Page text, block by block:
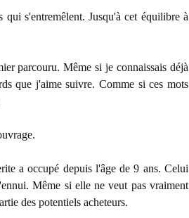
s'entremêlent. Jusqu'à cet équilibre à
parcouru. Même si je connaissais déjà
que j'aime suivre. Comme si ces mots
a occupé depuis l'âge de 9 ans. Celui
Même si elle ne veut pas vraiment
des potentiels acheteurs.